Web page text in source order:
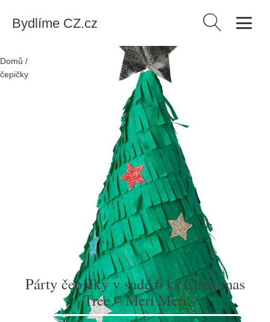
Bydlíme CZ.cz Vyhledávání
Domů / > Móda a volný čas > Oslavy a dárky
čepičky v sadě 6 ks Christmas Tree – Meri Meri
Párty čepičky v sadě 6 ks Christmas
Tree – Meri Meri